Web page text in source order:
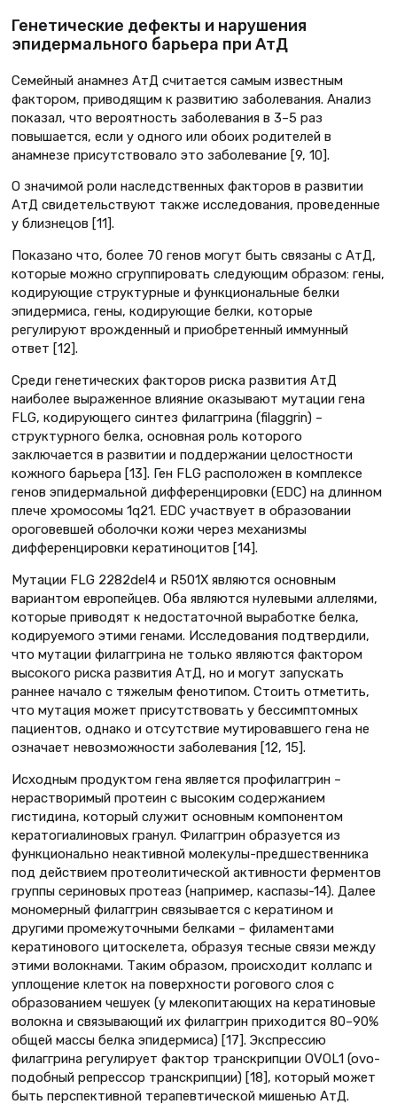
Генетические дефекты и нарушения
эпидермального барьера при АтД
Семейный анамнез АтД считается самым известным
фактором, приводящим к развитию заболевания. Анализ
показал, что вероятность заболевания в 3–5 раз
повышается, если у одного или обоих родителей в
анамнезе присутствовало это заболевание [9, 10].
О значимой роли наследственных факторов в развитии
АтД свидетельствуют также исследования, проведенные
у близнецов [11].
Показано что, более 70 генов могут быть связаны с АтД,
которые можно сгруппировать следующим образом: гены,
кодирующие структурные и функциональные белки
эпидермиса, гены, кодирующие белки, которые
регулируют врожденный и приобретенный иммунный
ответ [12].
Среди генетических факторов риска развития АтД
наиболее выраженное влияние оказывают мутации гена
FLG, кодирующего синтез филаггрина (filaggrin) –
структурного белка, основная роль которого
заключается в развитии и поддержании целостности
кожного барьера [13]. Ген FLG расположен в комплексе
генов эпидермальной дифференцировки (EDC) на длинном
плече хромосомы 1q21. EDC участвует в образовании
ороговевшей оболочки кожи через механизмы
дифференцировки кератиноцитов [14].
Мутации FLG 2282del4 и R501X являются основным
вариантом европейцев. Оба являются нулевыми аллелями,
которые приводят к недостаточной выработке белка,
кодируемого этими генами. Исследования подтвердили,
что мутации филаггрина не только являются фактором
высокого риска развития АтД, но и могут запускать
раннее начало с тяжелым фенотипом. Стоить отметить,
что мутация может присутствовать у бессимптомных
пациентов, однако и отсутствие мутировавшего гена не
означает невозможности заболевания [12, 15].
Исходным продуктом гена является профилаггрин –
нерастворимый протеин с высоким содержанием
гистидина, который служит основным компонентом
кератогиалиновых гранул. Филаггрин образуется из
функционально неактивной молекулы-предшественника
под действием протеолитической активности ферментов
группы сериновых протеаз (например, каспазы-14). Далее
мономерный филаггрин связывается с кератином и
другими промежуточными белками – филаментами
кератинового цитоскелета, образуя тесные связи между
этими волокнами. Таким образом, происходит коллапс и
уплощение клеток на поверхности рогового слоя с
образованием чешуек (у млекопитающих на кератиновые
волокна и связывающий их филаггрин приходится 80–90%
общей массы белка эпидермиса) [17]. Экспрессию
филаггрина регулирует фактор транскрипции OVOL1 (ovo-
подобный репрессор транскрипции) [18], который может
быть перспективной терапевтической мишенью АтД.